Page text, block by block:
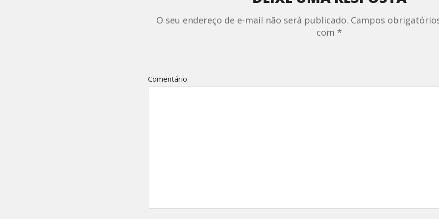
O seu endereço de e-mail não será publicado. Campos
com *
Comentário